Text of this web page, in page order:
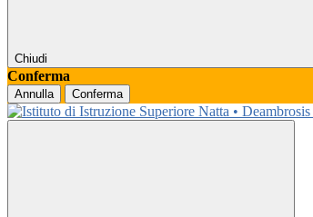
Chiudi
Conferma
Annulla Conferma